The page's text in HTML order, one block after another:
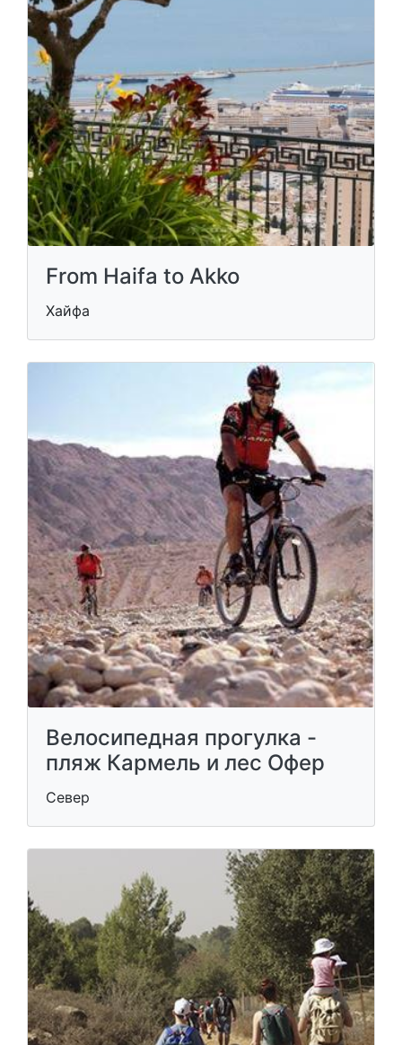
From Haifa to Akko
Хайфа
Велосипедная прогулка -
пляж Кармель и лес Офер
Север